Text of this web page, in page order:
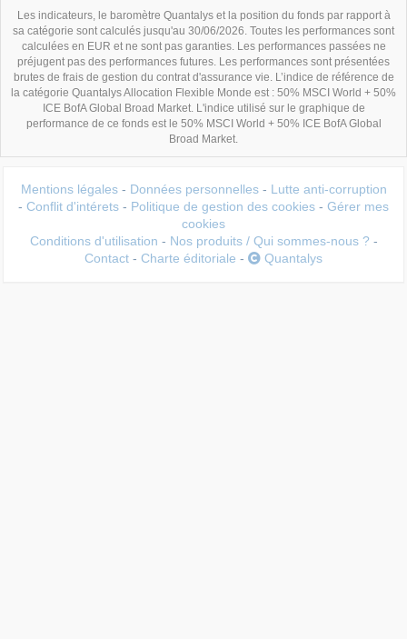
Les indicateurs, le baromètre Quantalys et la position du fonds par rapport à
sa catégorie sont calculés jusqu'au 30/06/2026. Toutes les performances sont
calculées en EUR et ne sont pas garanties. Les performances passées ne
préjugent pas des performances futures. Les performances sont présentées
brutes de frais de gestion du contrat d'assurance vie. L’indice de référence de
la catégorie Quantalys Allocation Flexible Monde est : 50% MSCI World + 50%
ICE BofA Global Broad Market. L'indice utilisé sur le graphique de
performance de ce fonds est le 50% MSCI World + 50% ICE BofA Global
Broad Market.
Mentions légales - Données personnelles - Lutte anti-corruption
- Conflit d'intérets - Politique de gestion des cookies - Gérer mes
cookies
Conditions d'utilisation - Nos produits / Qui sommes-nous ? -
Contact - Charte éditoriale - Quantalys